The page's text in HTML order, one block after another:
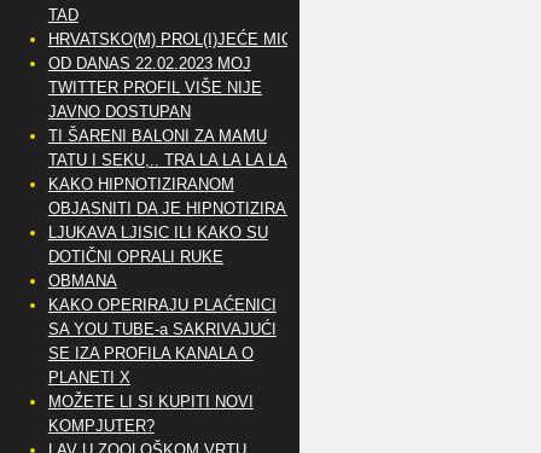
TAD
HRVATSKO(M) PROL(I)JEĆE MIG
OD DANAS 22.02.2023 MOJ
TWITTER PROFIL VIŠE NIJE
JAVNO DOSTUPAN
TI ŠARENI BALONI ZA MAMU
TATU I SEKU,.. TRA LA LA LA LA
KAKO HIPNOTIZIRANOM
OBJASNITI DA JE HIPNOTIZIRAN
LJUKAVA LJISIC ILI KAKO SU
DOTIČNI OPRALI RUKE
OBMANA
KAKO OPERIRAJU PLAĆENICI
SA YOU TUBE-a SAKRIVAJUĆI
SE IZA PROFILA KANALA O
PLANETI X
MOŽETE LI SI KUPITI NOVI
KOMPJUTER?